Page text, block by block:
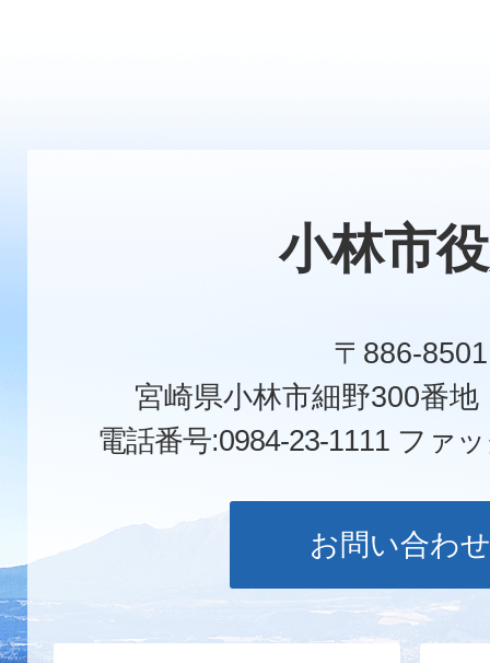
小林市
〒886-8501
宮崎県小林市細野300番
電話番号:0984-23-1111 ファ
お問い合わせ